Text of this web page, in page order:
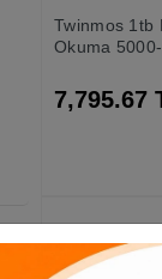
Twinmos 1tb
Okuma
7,795.67